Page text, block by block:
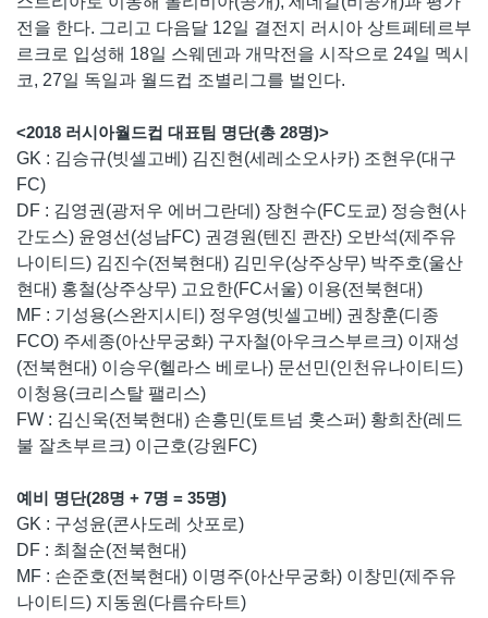
전을 한다. 그리고 다음달 12일 결전지 러시아 상트페테르부
르크로 입성해 18일 스웨덴과 개막전을 시작으로 24일 멕시
코, 27일 독일과 월드컵 조별리그를 벌인다.
<2018 러시아월드컵 대표팀 명단(총 28명)>
GK : 김승규(빗셀고베) 김진현(세레소오사카) 조현우(대구
FC)
DF : 김영권(광저우 에버그란데) 장현수(FC도쿄) 정승현(사
간도스) 윤영선(성남FC) 권경원(텐진 콴잔) 오반석(제주유
나이티드) 김진수(전북현대) 김민우(상주상무) 박주호(울산
현대) 홍철(상주상무) 고요한(FC서울) 이용(전북현대)
MF : 기성용(스완지시티) 정우영(빗셀고베) 권창훈(디종
FCO) 주세종(아산무궁화) 구자철(아우크스부르크) 이재성
(전북현대) 이승우(헬라스 베로나) 문선민(인천유나이티드)
이청용(크리스탈 팰리스)
FW : 김신욱(전북현대) 손흥민(토트넘 홋스퍼) 황희찬(레드
불 잘츠부르크) 이근호(강원FC)
예비 명단(28명 + 7명 = 35명)
GK : 구성윤(콘사도레 삿포로)
DF : 최철순(전북현대)
MF : 손준호(전북현대) 이명주(아산무궁화) 이창민(제주유
나이티드) 지동원(다름슈타트)